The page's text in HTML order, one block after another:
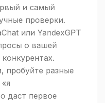
и самый
проверки.
или YandexGPT
о вашей
пробуйте разные
даст первое